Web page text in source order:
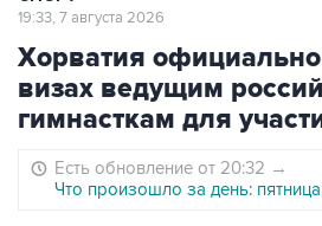
19:33, 7 августа 2026
Хорватия официально
визах ведущим
гимнасткам для
Есть обновление от 20:32 →
Что произошло за день: